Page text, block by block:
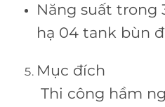
Năng suất trong
hạ 04 tank bùn
Mục
Thi công hầm